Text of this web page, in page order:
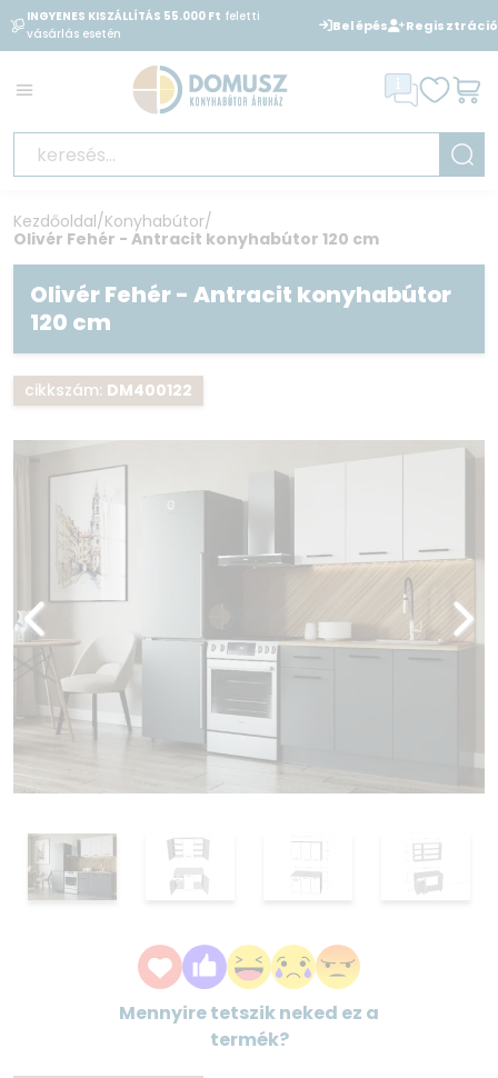
INGYENES KISZÁLLÍTÁS 55.000 Ft feletti
vásárlás esetén
BANKKÁRTYÁVAL
is
áruházunkban
Belépés Regisztráció
Kezdőoldal/Konyhabútor/
Olivér Fehér - Antracit konyhabútor 120 cm
Olivér Fehér - Antracit konyhabútor
120 cm
cikkszám: DM400122
Mennyire tetszik neked ez a
termék?